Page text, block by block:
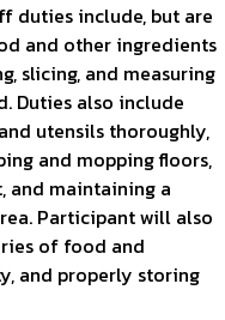
duties include, but are
and other ingredients
slicing, and measuring
Duties also include
utensils thoroughly,
and mopping floors,
and maintaining a
Participant will also
of food and
and properly storing